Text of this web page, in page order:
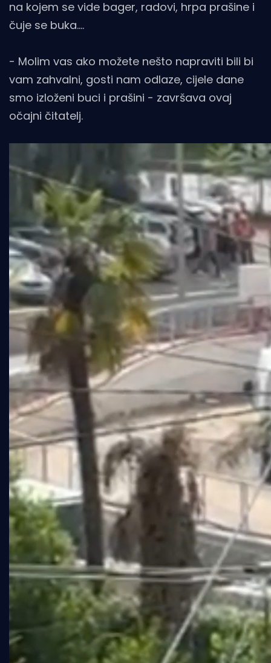
na kojem se vide bager, radovi, hrpa prašine i
čuje se buka....
- Molim vas ako možete nešto napraviti bili bi
vam zahvalni, gosti nam odlaze, cijele dane
smo izloženi buci i prašini - završava ovaj
očajni čitatelj.